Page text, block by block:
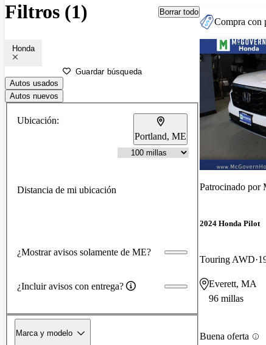
Filtros (1) Borrar todo
Honda
Guardar búsqueda
Autos usados
Autos nuevos
Ubicación:
Portland, ME
Distancia de mi ubicación
¿Mostrar avisos solamente de ME?
¿Incluir avisos con entrega?
Marca y modelo
Compra con
Patrocinado por
2024 Honda Pilot
Touring AWD
Everett, MA
96 millas
Buena oferta